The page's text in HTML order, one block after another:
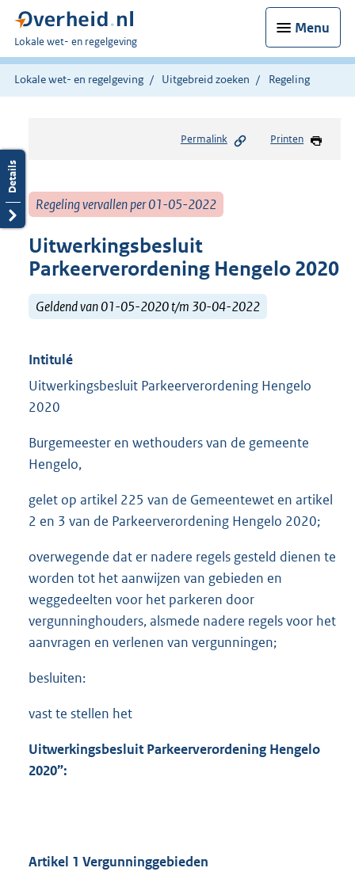
Menu
U
bent
hier:
Lokale wet- en regelgeving
Lokale wet- en regelgeving Uitgebreid zoeken Regeling
Permalink Printen
Regeling vervallen per 01-05-2022
Uitwerkingsbesluit
Parkeerverordening Hengelo 2020
Geldend van 01-05-2020 t/m 30-04-2022
Intitulé
Uitwerkingsbesluit Parkeerverordening Hengelo
2020
Burgemeester en wethouders van de gemeente
Hengelo,
gelet op artikel 225 van de Gemeentewet en artikel
2 en 3 van de Parkeerverordening Hengelo 2020;
overwegende dat er nadere regels gesteld dienen te
worden tot het aanwijzen van gebieden en
weggedeelten voor het parkeren door
vergunninghouders, alsmede nadere regels voor het
aanvragen en verlenen van vergunningen;
besluiten:
vast te stellen het
Uitwerkingsbesluit Parkeerverordening Hengelo
2020”:
Artikel 1 Vergunninggebieden